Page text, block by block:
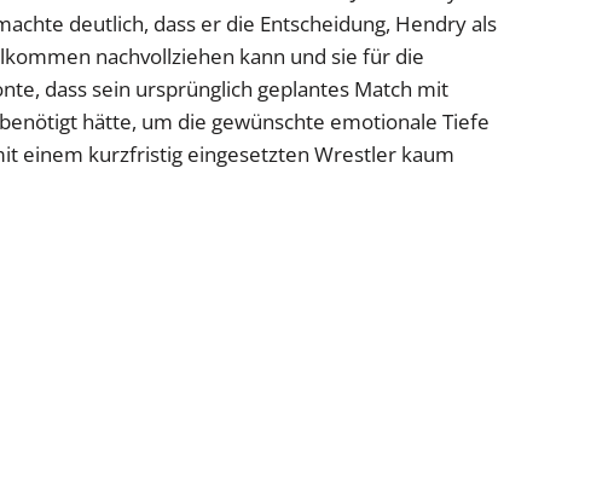
deutlich, dass er die Entscheidung, Hendry als
nachvollziehen kann und sie für die
dass sein ursprünglich geplantes Match mit
hätte, um die gewünschte emotionale Tiefe
einem kurzfristig eingesetzten Wrestler kaum